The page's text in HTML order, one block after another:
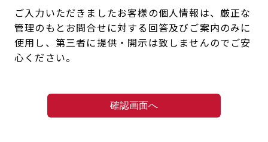
ご入力いただきましたお客様の個人情報は、厳正な
管理のもとお問合せに対する回答及びご案内のみに
使用し、第三者に提供・開示は致しませんのでご安
心ください。